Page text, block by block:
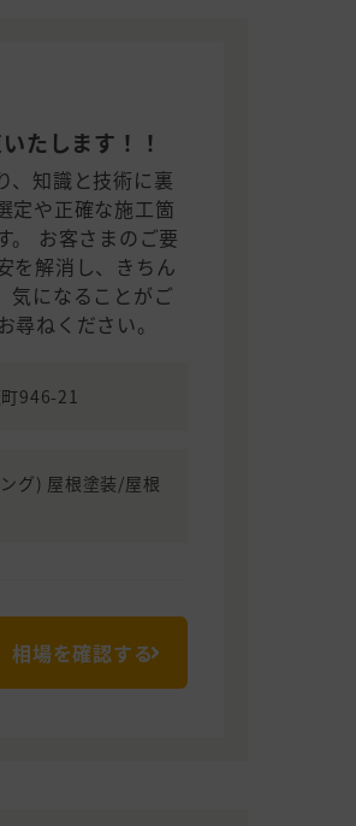
たします！！
、知識と技術に裏
定や正確な施工箇
。 お客さまのご要
を解消し、きちん
気になることがご
ねください。
946-21
グ) 屋根塗装/屋根
相場を確認する